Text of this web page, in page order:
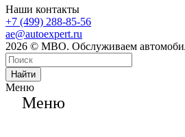
Наши контакты
+7 (499) 288-85-56
ae@autoexpert.ru
2026 © МВО. Обслуживаем
Найти
Меню
Меню